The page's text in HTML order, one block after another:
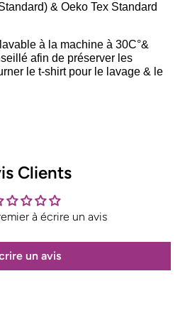
& Oeko Tex Standard
à la machine à 30C°&
afin de préserver les
le t-shirt pour le lavage & le
Clients
à écrire un avis
un avis